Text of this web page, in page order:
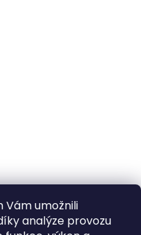
Vám umožnili
analýze provozu